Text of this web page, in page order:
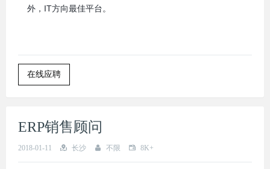
外，IT方向最佳平台。
在线应聘
ERP销售顾问
2018-01-11 长沙 不限 8K+